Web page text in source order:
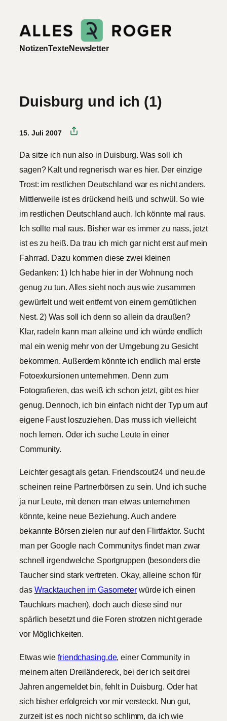
Inhalt
springen
NotizenTexteNewsletter
Duisburg und ich (1)
15. Juli 2007
Da sitze ich nun also in Duisburg. Was soll ich
sagen? Kalt und regnerisch war es hier. Der einzige
Trost: im restlichen Deutschland war es nicht anders.
Mittlerweile ist es drückend heiß und schwül. So wie
im restlichen Deutschland auch. Ich könnte mal raus.
Ich sollte mal raus. Bisher war es immer zu nass, jetzt
ist es zu heiß. Da trau ich mich gar nicht erst auf mein
Fahrrad. Dazu kommen diese zwei kleinen
Gedanken: 1) Ich habe hier in der Wohnung noch
genug zu tun. Alles sieht noch aus wie zusammen
gewürfelt und weit entfernt von einem gemütlichen
Nest. 2) Was soll ich denn so allein da draußen?
Klar, radeln kann man alleine und ich würde endlich
mal ein wenig mehr von der Umgebung zu Gesicht
bekommen. Außerdem könnte ich endlich mal erste
Fotoexkursionen unternehmen. Denn zum
Fotografieren, das weiß ich schon jetzt, gibt es hier
genug. Dennoch, ich bin einfach nicht der Typ um auf
eigene Faust loszuziehen. Das muss ich vielleicht
noch lernen. Oder ich suche Leute in einer
Community.
Leichter gesagt als getan. Friendscout24 und neu.de
scheinen reine Partnerbörsen zu sein. Und ich suche
ja nur Leute, mit denen man etwas unternehmen
könnte, keine neue Beziehung. Auch andere
bekannte Börsen zielen nur auf den Flirtfaktor. Sucht
man per Google nach Communitys findet man zwar
schnell irgendwelche Sportgruppen (besonders die
Taucher sind stark vertreten. Okay, alleine schon für
das Wracktauchen im Gasometer würde ich einen
Tauchkurs machen), doch auch diese sind nur
spärlich besetzt und die Foren strotzen nicht gerade
vor Möglichkeiten.
Etwas wiefriendchasing.de, einer Community in
meinem alten Dreiländereck, bei der ich seit drei
Jahren angemeldet bin, fehlt in Duisburg. Oder hat
sich bisher erfolgreich vor mir versteckt. Nun gut,
zurzeit ist es noch nicht so schlimm, da ich wie